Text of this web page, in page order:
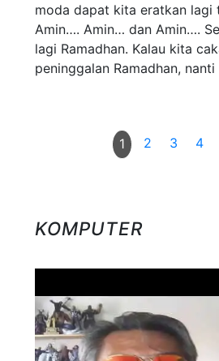
moda dapat kita eratkan lagi
Amin…. Amin… dan Amin….
lagi Ramadhan. Kalau kita
peninggalan Ramadhan,
1 2 3 4
KOMPUTER